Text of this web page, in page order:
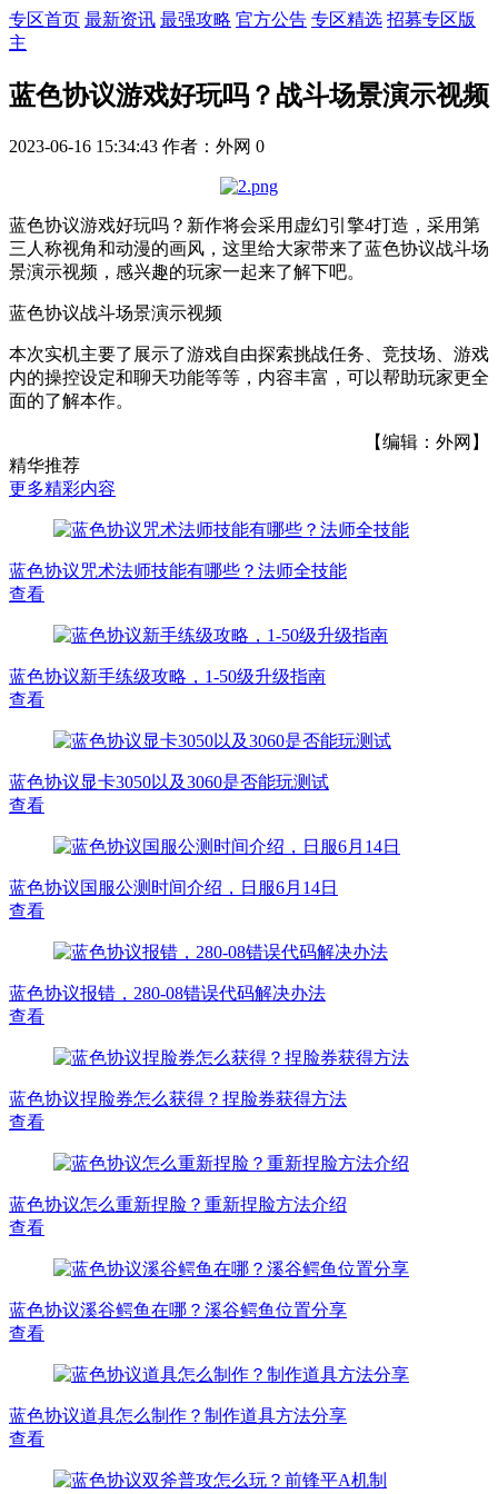
专区首页 最新资讯 最强攻略 官方公告 专区精选 招募专区版
主
蓝色协议游戏好玩吗？战斗场景演示视频
2023-06-16 15:34:43 作者：外网 0
蓝色协议游戏好玩吗？新作将会采用虚幻引擎4打造，采用第
三人称视角和动漫的画风，这里给大家带来了蓝色协议战斗场
景演示视频，感兴趣的玩家一起来了解下吧。
蓝色协议战斗场景演示视频
本次实机主要了展示了游戏自由探索挑战任务、竞技场、游戏
内的操控设定和聊天功能等等，内容丰富，可以帮助玩家更全
面的了解本作。
【编辑：外网】
精华推荐
更多精彩内容
蓝色协议咒术法师技能有哪些？法师全技能
查看
蓝色协议新手练级攻略，1-50级升级指南
查看
蓝色协议显卡3050以及3060是否能玩测试
查看
蓝色协议国服公测时间介绍，日服6月14日
查看
蓝色协议报错，280-08错误代码解决办法
查看
蓝色协议捏脸券怎么获得？捏脸券获得方法
查看
蓝色协议怎么重新捏脸？重新捏脸方法介绍
查看
蓝色协议溪谷鳄鱼在哪？溪谷鳄鱼位置分享
查看
蓝色协议道具怎么制作？制作道具方法分享
查看